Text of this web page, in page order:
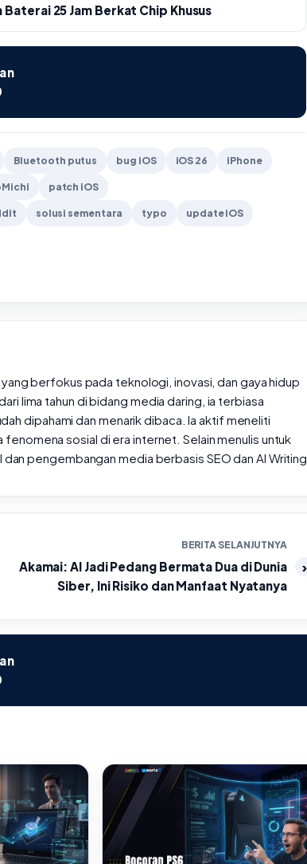
25 Jam Berkat Chip Khusus
Bluetooth putus bug iOS iOS 26 iPhone
patch iOS
solusi sementara typo update iOS
berfokus pada teknologi, inovasi, dan gaya hidup
lima tahun di bidang media daring, ia terbiasa
dipahami dan menarik dibaca. Ia aktif meneliti
sosial di era internet. Selain menulis untuk
pengembangan media berbasis SEO dan AI Writing.
BERITA SELANJUTNYA
Akamai: AI Jadi Pedang Bermata Dua di Dunia
Siber, Ini Risiko dan Manfaat Nyatanya